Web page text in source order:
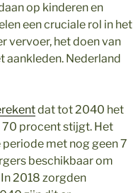
op kinderen en
een cruciale rol in het
vervoer, het doen van
aankleden. Nederland
dat tot 2040 het
procent stijgt. Het
met nog geen 7
beschikbaar om
2018 zorgden